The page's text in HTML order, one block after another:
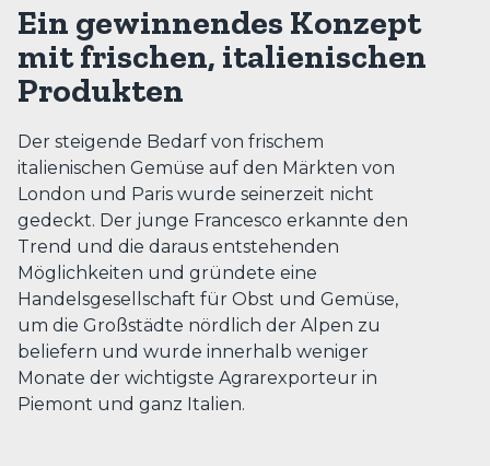
Ein gewinnendes Konzept
mit frischen, italienischen
Produkten
Der steigende Bedarf von frischem
italienischen Gemüse auf den Märkten von
London und Paris wurde seinerzeit nicht
gedeckt. Der junge Francesco erkannte den
Trend und die daraus entstehenden
Möglichkeiten und gründete eine
Handelsgesellschaft für Obst und Gemüse,
um die Großstädte nördlich der Alpen zu
beliefern und wurde innerhalb weniger
Monate der wichtigste Agrarexporteur in
Piemont und ganz Italien.